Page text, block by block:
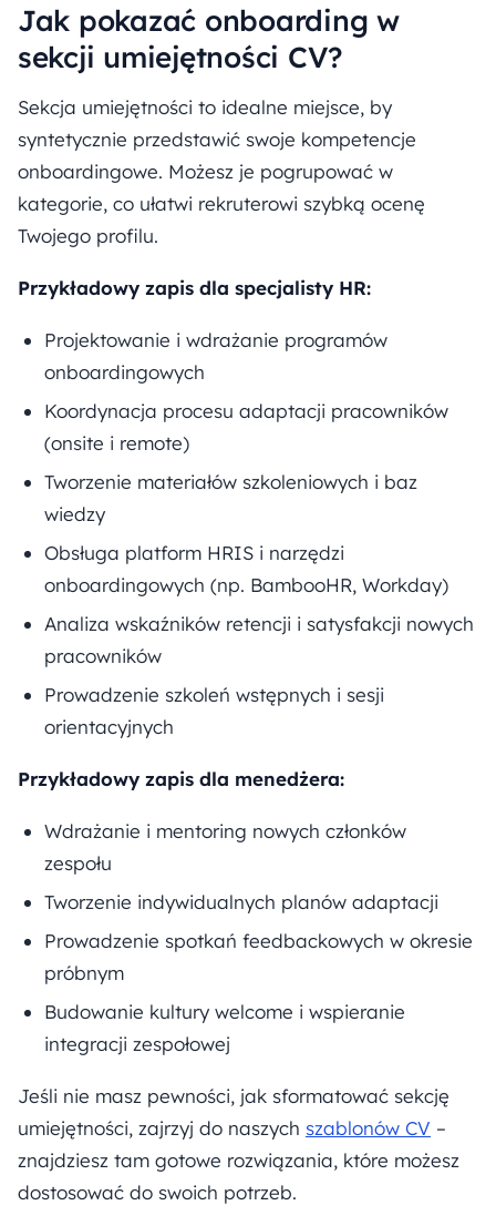
Jak pokazać onboarding w
sekcji umiejętności CV?
Sekcja umiejętności to idealne miejsce, by
syntetycznie przedstawić swoje kompetencje
onboardingowe. Możesz je pogrupować w
kategorie, co ułatwi rekruterowi szybką ocenę
Twojego profilu.
Przykładowy zapis dla specjalisty HR:
Projektowanie i wdrażanie programów
onboardingowych
Koordynacja procesu adaptacji pracowników
(onsite i remote)
Tworzenie materiałów szkoleniowych i baz
wiedzy
Obsługa platform HRIS i narzędzi
onboardingowych (np. BambooHR, Workday)
Analiza wskaźników retencji i satysfakcji nowych
pracowników
Prowadzenie szkoleń wstępnych i sesji
orientacyjnych
Przykładowy zapis dla menedżera:
Wdrażanie i mentoring nowych członków
zespołu
Tworzenie indywidualnych planów adaptacji
Prowadzenie spotkań feedbackowych w okresie
próbnym
Budowanie kultury welcome i wspieranie
integracji zespołowej
Jeśli nie masz pewności, jak sformatować sekcję
umiejętności, zajrzyj do naszych szablonów CV –
znajdziesz tam gotowe rozwiązania, które możesz
dostosować do swoich potrzeb.